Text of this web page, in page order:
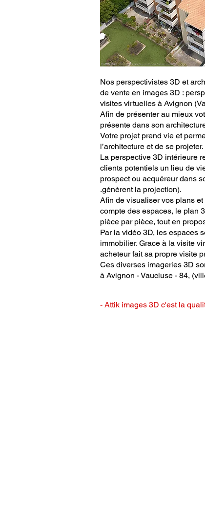
Nos perspectivistes 3D et
de vente en images 3D :
visites virtuelles à Avignon
Afin de présenter au mieux
présente dans son
Votre projet prend vie et
l’architecture et de se projeter.
La perspective 3D intérieure
clients potentiels un lieu de
prospect ou acquéreur dans
.génèrent la projection).
Afin de visualiser vos plans
compte des espaces, le plan
pièce par pièce, tout en
Par la vidéo 3D, les espaces
immobilier. Grace à la visite
acheteur fait sa propre visite
Ces diverses imageries 3D
à Avignon - Vaucluse - 84,
- Attik images 3D c'est la